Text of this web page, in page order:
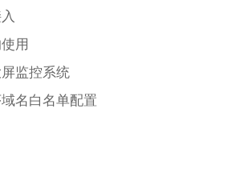
用
监控系统
名白名单配置